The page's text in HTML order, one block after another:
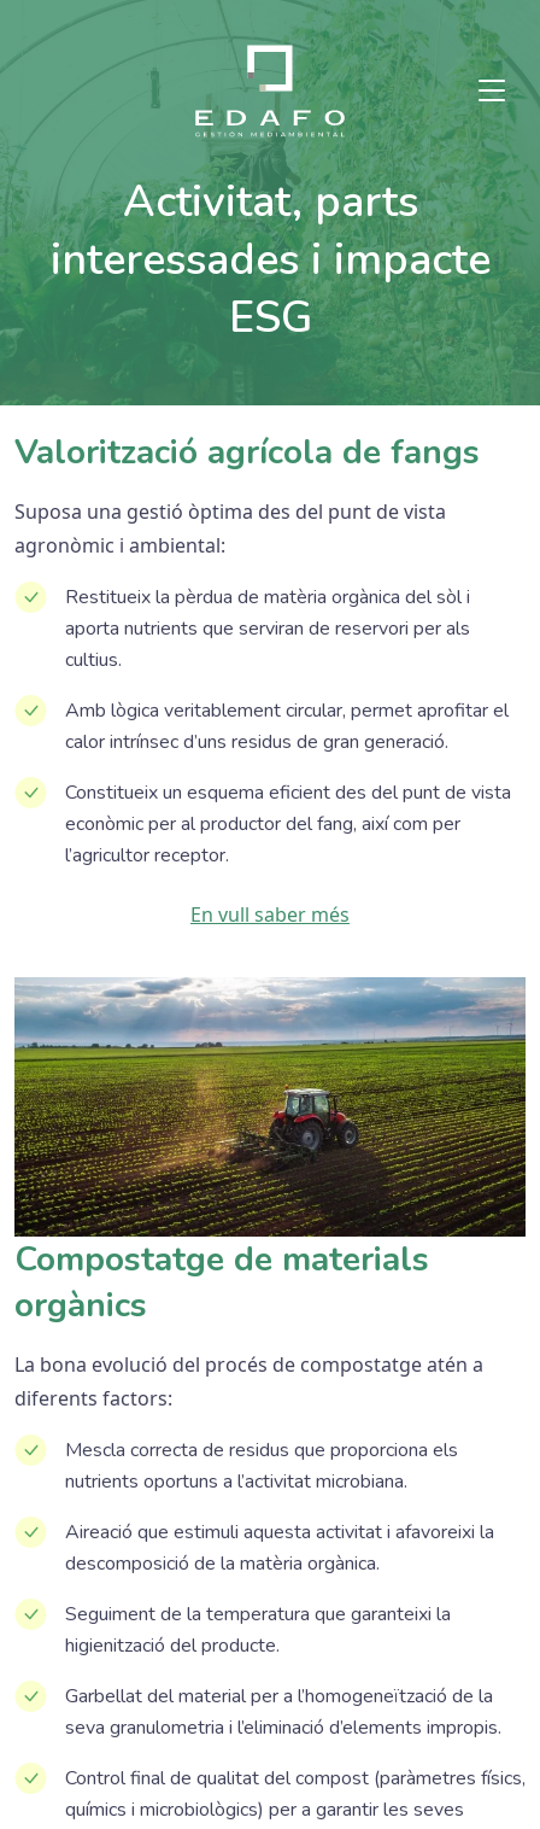
Activitat, parts
interessades i impacte
ESG
Valorització agrícola de fangs
Suposa una gestió òptima des del punt de vista
agronòmic i ambiental:
Restitueix la pèrdua de matèria orgànica del sòl i
aporta nutrients que serviran de reservori per als
cultius.
Amb lògica veritablement circular, permet aprofitar el
calor intrínsec d’uns residus de gran generació.
Constitueix un esquema eficient des del punt de vista
econòmic per al productor del fang, així com per
l’agricultor receptor.
En vull saber més
Compostatge de materials
orgànics
La bona evolució del procés de compostatge atén a
diferents factors:
Mescla correcta de residus que proporciona els
nutrients oportuns a l’activitat microbiana.
Aireació que estimuli aquesta activitat i afavoreixi la
descomposició de la matèria orgànica.
Seguiment de la temperatura que garanteixi la
higienització del producte.
Garbellat del material per a l’homogeneïtzació de la
seva granulometria i l’eliminació d’elements impropis.
Control final de qualitat del compost (paràmetres físics,
químics i microbiològics) per a garantir les seves